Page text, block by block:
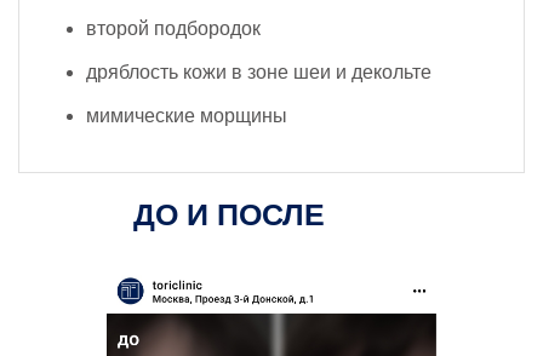
второй подбородок
дряблость кожи в зоне шеи и декольте
мимические морщины
ДО И ПОСЛЕ